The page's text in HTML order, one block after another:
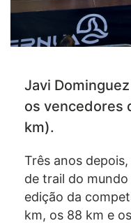
Javi
os vencedores
km).
Três anos
de trail do mundo
edição da
km, os 88 km e